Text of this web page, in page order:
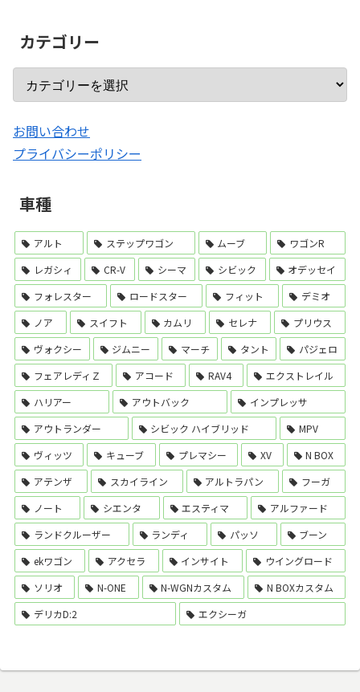
カテゴリー
お問い合わせ
プライバシーポリシー
車種
アルト ステップワゴン ムーブ
ワゴンR
レガシィ
CR-V シーマ シビック
オデッセイ
フォレスター
ロードスター フィット
デミオ
ノア
スイフト カムリ セレナ
プリウス
ヴォクシー
ジムニー マーチ タント
パジェロ
フェアレディＺ
アコード RAV4
エクストレイル
ハリアー
アウトバック
インプレッサ
アウトランダー
シビック ハイブリッド
MPV
ヴィッツ
キューブ プレマシー XV
N BOX
アテンザ
スカイライン アルトラパン
フーガ
ノート
シエンタ エスティマ
アルファード
ランドクルーザー
ランディ パッソ
ブーン
ekワゴン
アクセラ インサイト
ウイングロード
ソリオ
N-ONE N-WGNカスタム
N BOXカスタム
デリカD:2
エクシーガ